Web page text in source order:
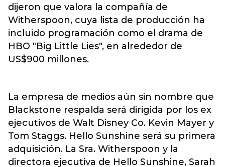
dijeron que valora la compañía de
Witherspoon, cuya lista de producción ha
incluido programación como el drama de
HBO "Big Little Lies", en alrededor de
US$900 millones.
La empresa de medios aún sin nombre que
Blackstone respalda será dirigida por los ex
ejecutivos de Walt Disney Co. Kevin Mayer y
Tom Staggs. Hello Sunshine será su primera
adquisición. La Sra. Witherspoon y la
directora ejecutiva de Hello Sunshine, Sarah